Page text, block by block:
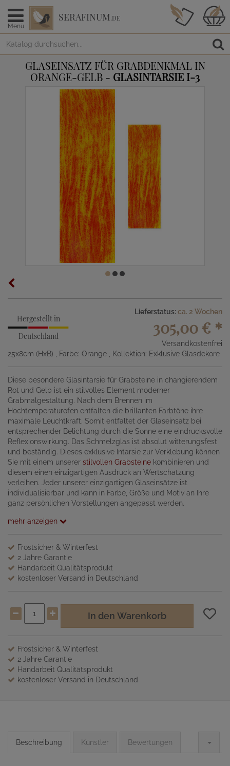
Menü
SERAFINUM.DE
GLASEINSATZ FÜR GRABDENKMAL IN
ORANGE-GELB - GLASINTARSIE I-3
Hergestellt in
Deutschland
Lieferstatus: ca. 2 Wochen
305,00 € *
Versandkostenfrei
25x8cm (HxB)
, Farbe: Orange , Kollektion: Exklusive Glasdekore
Diese besondere Glasintarsie für Grabsteine in changierendem
Rot und Gelb ist ein stilvolles Element moderner
Grabmalgestaltung. Nach dem Brennen im
Hochtemperaturofen entfalten die brillanten Farbtöne ihre
maximale Leuchtkraft. Somit entfaltet der Glaseinsatz bei
entsprechender Belichtung durch die Sonne eine eindrucksvolle
Reflexionswirkung. Das Schmelzglas ist absolut witterungsfest
und beständig. Dieses exklusive Intarsie zur Verklebung können
Sie mit einem unserer stilvollen Grabsteine kombinieren und
diesem einen einzigartigen Ausdruck an Wertschätzung
verleihen. Jeder unserer einzigartigen Glaseinsätze ist
individualisierbar und kann in Farbe, Größe und Motiv an Ihre
ganz persönlichen Vorstellungen angepasst werden.
mehr anzeigen
Frostsicher & Winterfest
2 Jahre Garantie
Handarbeit Qualitätsprodukt
kostenloser Versand in Deutschland
In den Warenkorb
Frostsicher & Winterfest
2 Jahre Garantie
Handarbeit Qualitätsprodukt
kostenloser Versand in Deutschland
Beschreibung Künstler Bewertungen